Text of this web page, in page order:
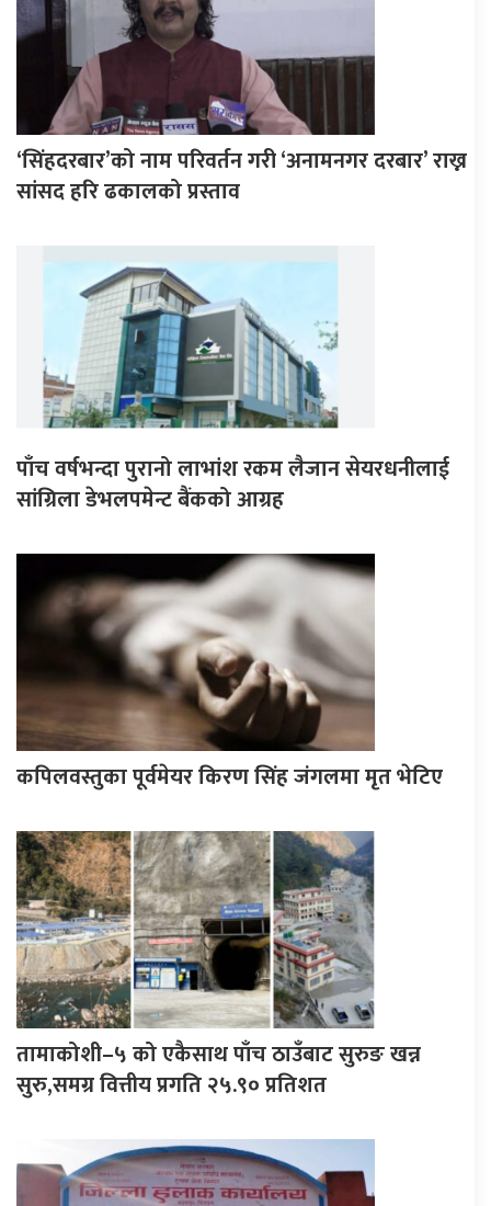
‘सिंहदरबार’को नाम परिवर्तन गरी ‘अनामनगर दरबार’ राख्न
सांसद हरि ढकालको प्रस्ताव
पाँच वर्षभन्दा पुरानो लाभांश रकम लैजान सेयरधनीलाई
सांग्रिला डेभलपमेन्ट बैंकको आग्रह
कपिलवस्तुका पूर्वमेयर किरण सिंह जंगलमा मृत भेटिए
तामाकोशी–५ को एकैसाथ पाँच ठाउँबाट सुरुङ खन्न
सुरु,समग्र वित्तीय प्रगति २५.९० प्रतिशत